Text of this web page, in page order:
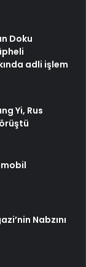
Doku
adli işlem
Yi, Rus
Nabzını